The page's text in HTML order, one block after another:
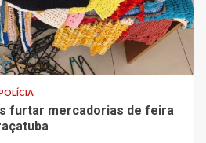
furtar mercadorias de feira